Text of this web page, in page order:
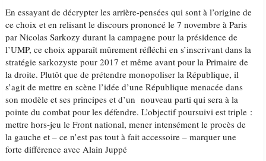
En essayant de décrypter les arrière-pensées qui sont à l’origine de
ce choix et en relisant le discours prononcé le 7 novembre à Paris
par Nicolas Sarkozy durant la campagne pour la présidence de
l’UMP, ce choix apparaît mûrement réfléchi en s’inscrivant dans la
stratégie sarkozyste pour 2017 et même avant pour la Primaire de
la droite. Plutôt que de prétendre monopoliser la République, il
s’agit de mettre en scène l’idée d’une République menacée dans
son modèle et ses principes et d’un nouveau parti qui sera à la
pointe du combat pour les défendre. L’objectif poursuivi est triple :
mettre hors-jeu le Front national, mener intensément le procès de
la gauche et – ce n’est pas tout à fait accessoire – marquer une
forte différence avec Alain Juppé